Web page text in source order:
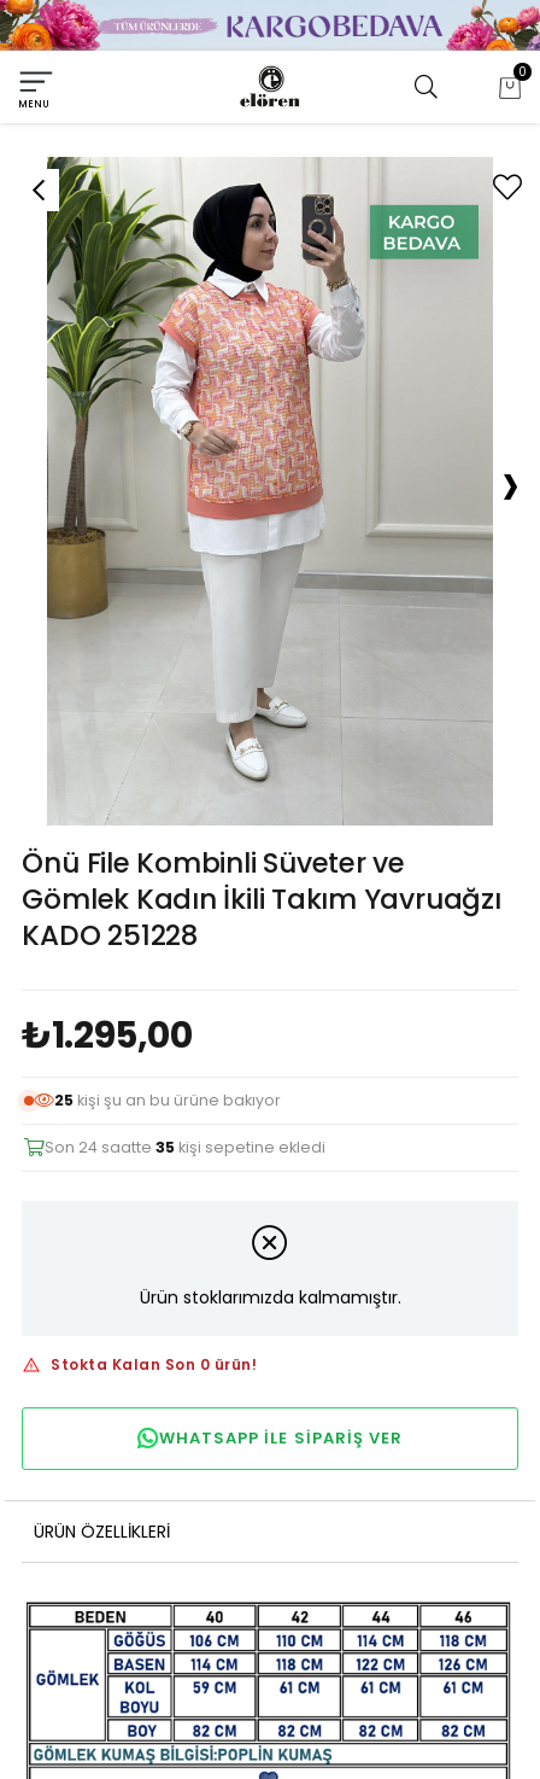
MENU
0
›
Önü File Kombinli Süveter ve
Gömlek Kadın İkili Takım Yavruağzı
KADO 251228
₺1.295,00
25 kişi şu an bu ürüne bakıyor
Son 24 saatte35 kişi sepetine ekledi
Ürün stoklarımızda kalmamıştır.
Stokta Kalan Son 0 ürün!
WHATSAPP ILE SIPARIŞ VER
ÜRÜN ÖZELLIKLERI